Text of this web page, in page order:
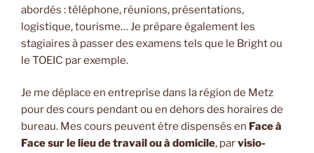
abordés : téléphone, réunions, présentations,
logistique, tourisme… Je prépare également les
stagiaires à passer des examens tels que le Bright ou
le TOEIC par exemple.
Je me déplace en entreprise dans la région de Metz
pour des cours pendant ou en dehors des horaires de
bureau. Mes cours peuvent être dispensés en Face à
Face sur le lieu de travail ou à domicile, parvisio-